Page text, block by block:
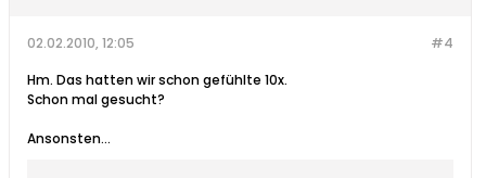
#4
02.02.2010, 12:05
Hm. Das hatten wir schon gefühlte 10x.
Schon mal gesucht?
Ansonsten...